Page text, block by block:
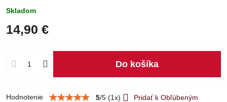
Skladom
14,90 €
Do košíka
Hodnotenie 5/5 (1x)
Pridať k Obľúbeným